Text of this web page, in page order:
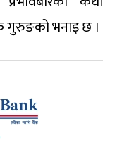
गुरुङको भनाइ छ ।